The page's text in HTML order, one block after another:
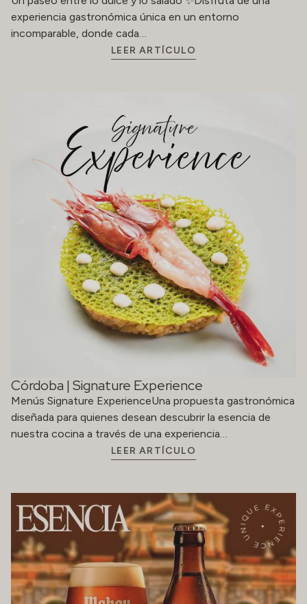
experiencia gastronómica única en un entorno
incomparable, donde cada…
LEER ARTÍCULO
Córdoba | Signature Experience
Menús Signature ExperienceUna propuesta gastronómica
diseñada para quienes desean descubrir la esencia de
nuestra cocina a través de una experiencia…
LEER ARTÍCULO